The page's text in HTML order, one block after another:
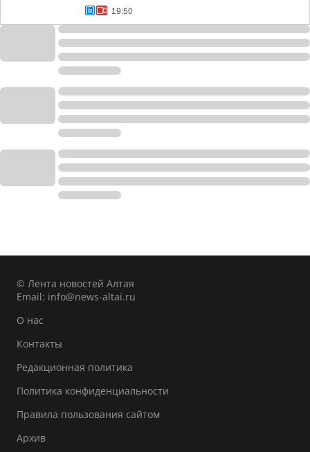
19:50
© Лента новостей Алтая
Email: info@news-altai.ru
О нас
Контакты
Редакционная политика
Политика конфиденциальности
Правила пользования сайтом
Архив